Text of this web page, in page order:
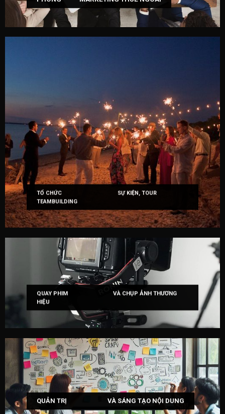
TỔ CHỨC SỰ KIỆN, TOUR
TEAMBUILDING
QUAY PHIM VÀ CHỤP ẢNH THƯƠNG
HIỆU
QUẢN TRỊ VÀ SÁNG TẠO NỘI DUNG